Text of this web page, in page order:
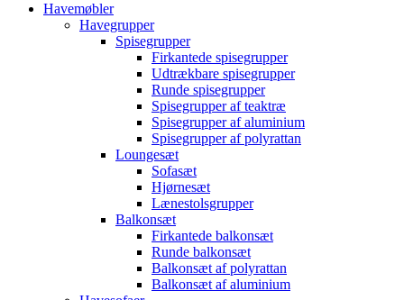
Havemøbler
Havegrupper
Spisegrupper
Firkantede spisegrupper
Udtrækbare spisegrupper
Runde spisegrupper
Spisegrupper af teaktræ
Spisegrupper af aluminium
Spisegrupper af polyrattan
Loungesæt
Sofasæt
Hjørnesæt
Lænestolsgrupper
Balkonsæt
Firkantede balkonsæt
Runde balkonsæt
Balkonsæt af polyrattan
Balkonsæt af aluminium